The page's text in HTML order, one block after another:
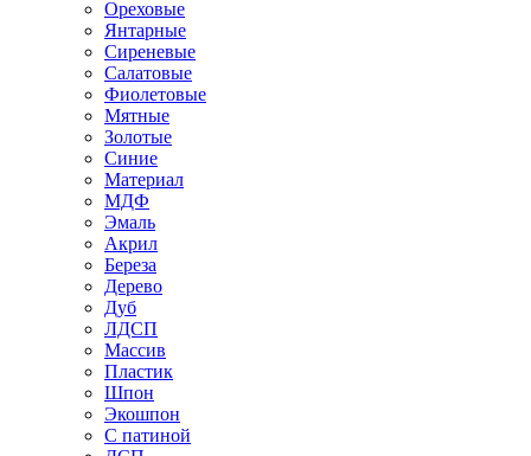
Ореховые
Янтарные
Сиреневые
Салатовые
Фиолетовые
Мятные
Золотые
Синие
Материал
МДФ
Эмаль
Акрил
Береза
Дерево
Дуб
ЛДСП
Массив
Пластик
Шпон
Экошпон
С патиной